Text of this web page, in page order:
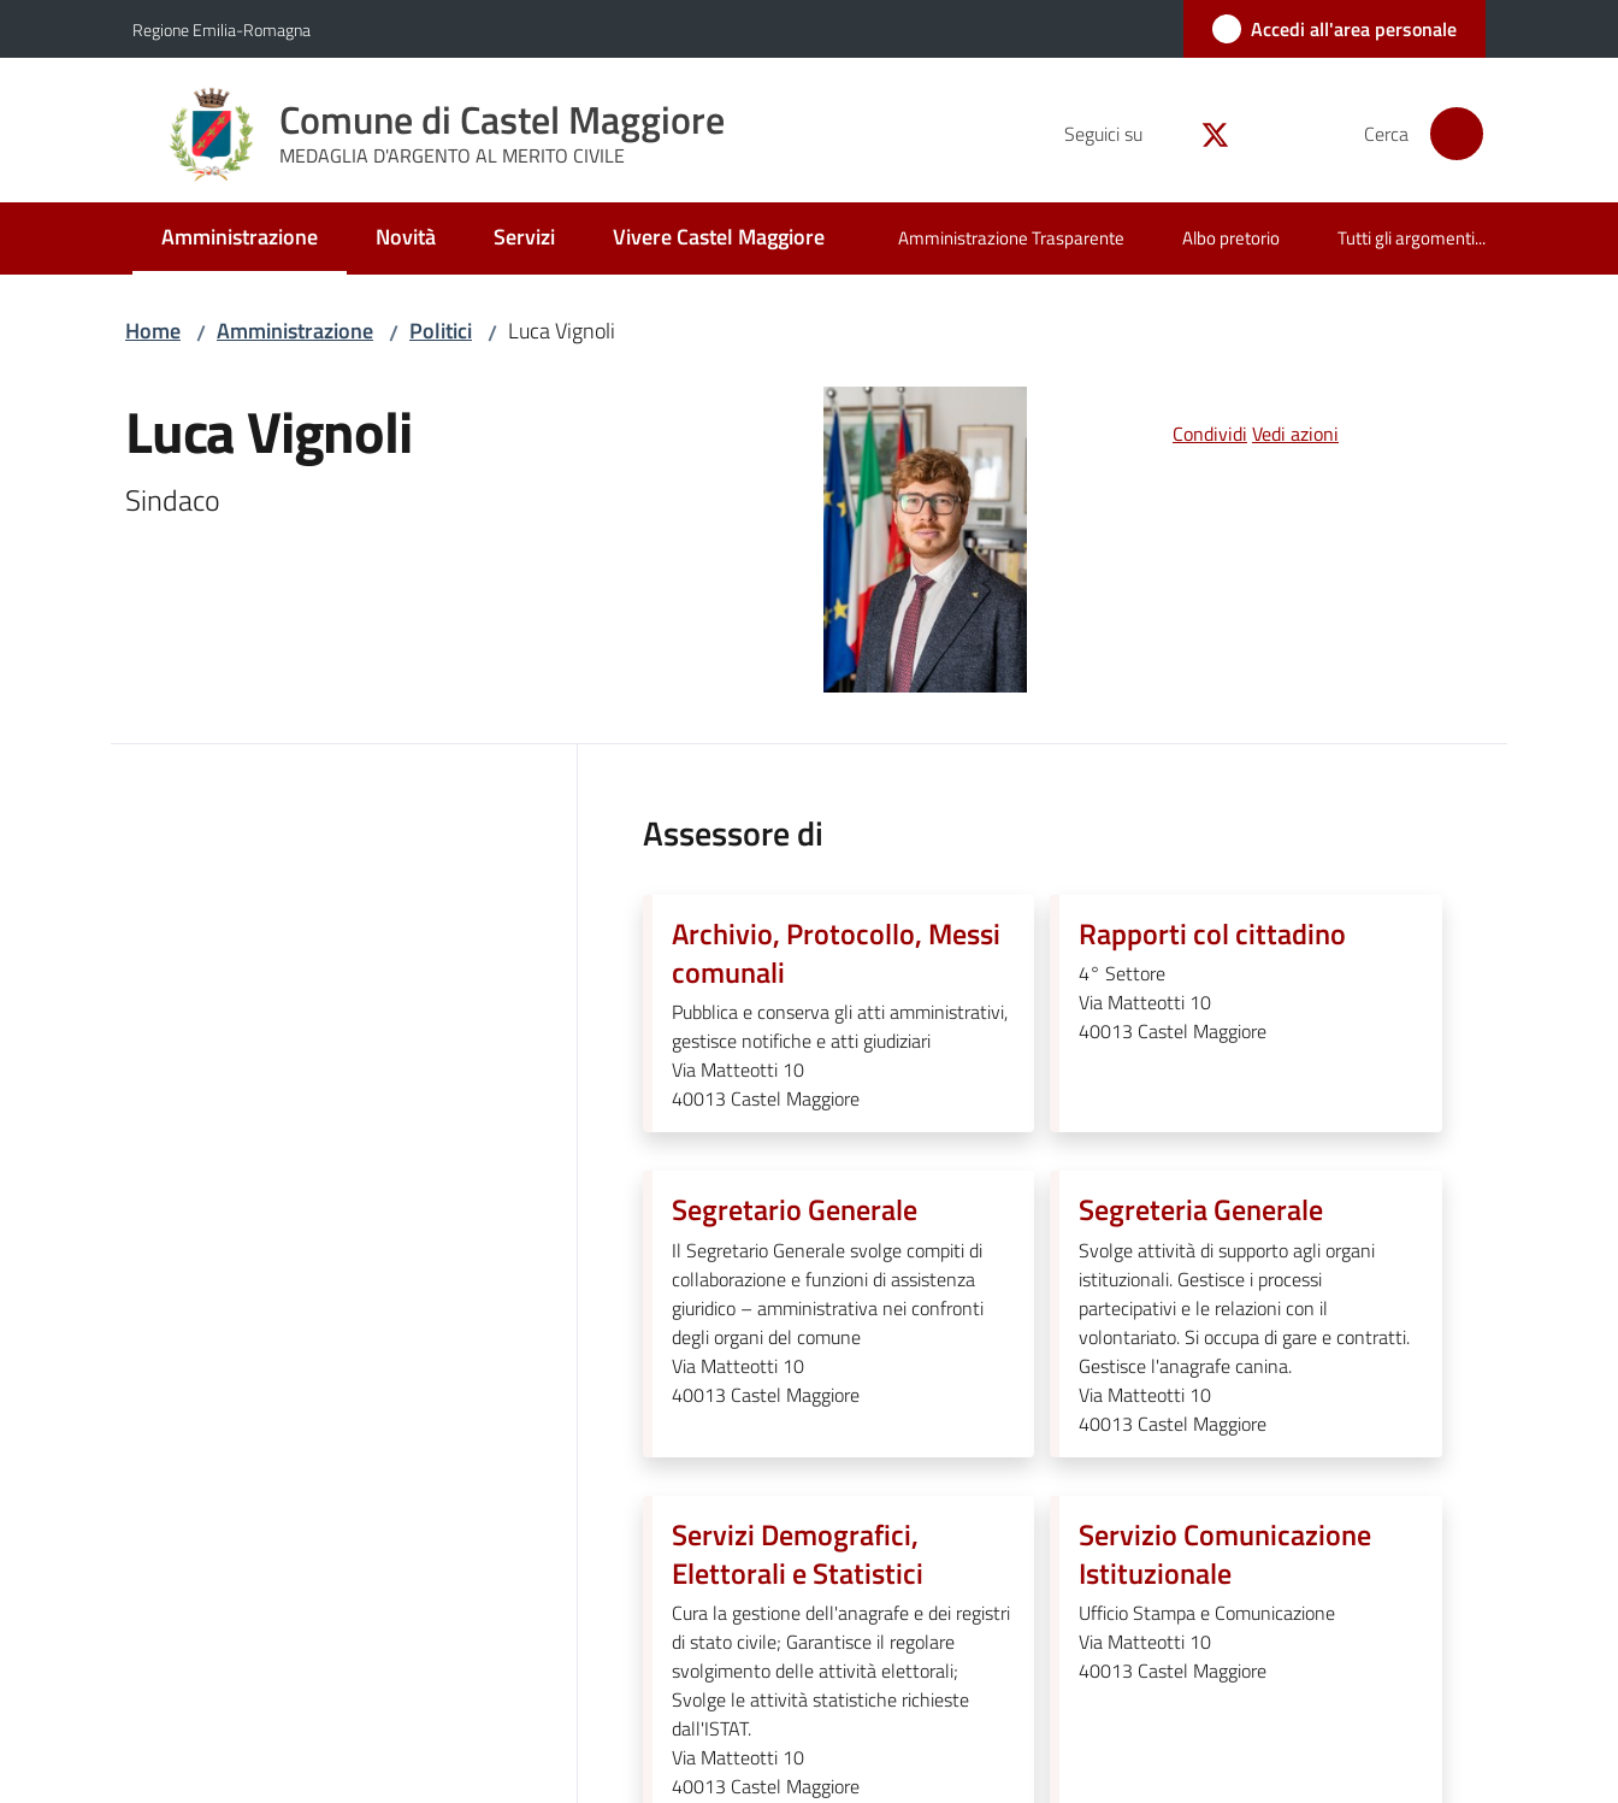
Regione Emilia-Romagna Accedi all'area personale
Comune di Castel Maggiore
MEDAGLIA D'ARGENTO AL MERITO CIVILE
Seguici su Cerca
Amministrazione
Menu selezionato Novità Servizi Vivere Castel Maggiore Amministrazione Trasparente Albo pretorio Tutti gli argomenti...
Home / Amministrazione / Politici / Luca Vignoli
Luca Vignoli
Sindaco
Condividi Vedi azioni
Assessore di
Archivio, Protocollo, Messi
comunali
Pubblica e conserva gli atti amministrativi,
gestisce notifiche e atti giudiziari
Via Matteotti 10
40013 Castel Maggiore
Rapporti col cittadino
4° Settore
Via Matteotti 10
40013 Castel Maggiore
Segretario Generale
Il Segretario Generale svolge compiti di
collaborazione e funzioni di assistenza
giuridico – amministrativa nei confronti
degli organi del comune
Via Matteotti 10
40013 Castel Maggiore
Segreteria Generale
Svolge attività di supporto agli organi
istituzionali. Gestisce i processi
partecipativi e le relazioni con il
volontariato. Si occupa di gare e contratti.
Gestisce l'anagrafe canina.
Via Matteotti 10
40013 Castel Maggiore
Servizi Demografici,
Elettorali e Statistici
Cura la gestione dell'anagrafe e dei registri
di stato civile; Garantisce il regolare
svolgimento delle attività elettorali;
Svolge le attività statistiche richieste
dall'ISTAT.
Via Matteotti 10
40013 Castel Maggiore
Servizio Comunicazione
Istituzionale
Ufficio Stampa e Comunicazione
Via Matteotti 10
40013 Castel Maggiore